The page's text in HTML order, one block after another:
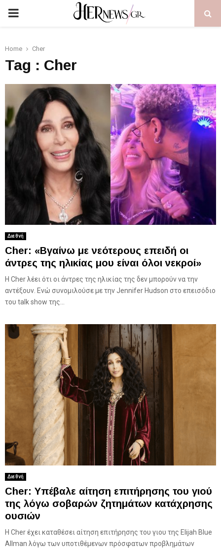
PRIMARY
Home Cher
Tag : Cher
Διεθνή
Cher: «Βγαίνω με νεότερους επειδή οι
άντρες της ηλικίας μου είναι όλοι νεκροί»
Η Cher λέει ότι οι άντρες της ηλικίας της δεν μπορούν να την
αντέξουν. Ενώ συνομιλούσε με την Jennifer Hudson στο επεισόδιο
του talk show της...
Διεθνή
Cher: Υπέβαλε αίτηση επιτήρησης του γιού
της λόγω σοβαρών ζητημάτων κατάχρησης
ουσιών
Η Cher έχει καταθέσει αίτηση επιτήρησης του γιου της Elijah Blue
Allman λόγω των υποτιθέμενων πρόσφατων προβλημάτων